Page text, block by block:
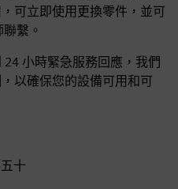
可立即使用更換零件，並可
繫。
小時緊急服務回應，我們
以確保您的設備可用和可
十